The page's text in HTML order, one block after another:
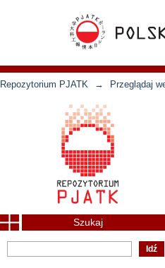
Repozytorium PJATK → Przeglądaj
Szukaj